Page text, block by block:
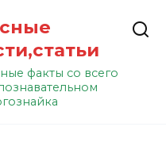
факты со всего